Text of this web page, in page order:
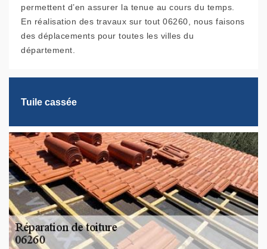
permettent d’en assurer la tenue au cours du temps.
En réalisation des travaux sur tout 06260, nous faisons
des déplacements pour toutes les villes du
département.
Tuile cassée